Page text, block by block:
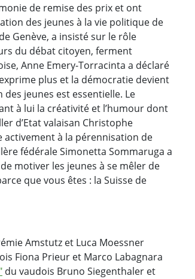
de remise des prix et ont
des jeunes à la vie politique de
Genève, a insisté sur le rôle
du débat citoyen, ferment
Anne Emery-Torracinta a déclaré
plus et la démocratie devient
jeunes est essentielle. Le
à lui la créativité et l’humour dont
d’Etat valaisan Christophe
activement à la pérennisation de
fédérale Simonetta Sommaruga a
motiver les jeunes à se mêler de
que vous êtes : la Suisse de
Amstutz et Luca Moessner
Fiona Prieur et Marco Labagnara
du vaudois Bruno Siegenthaler et